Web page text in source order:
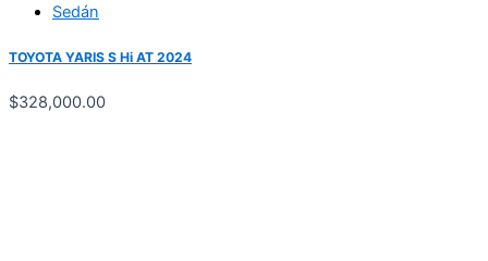
Sedán
TOYOTA YARIS S Hi AT 2024
$328,000.00